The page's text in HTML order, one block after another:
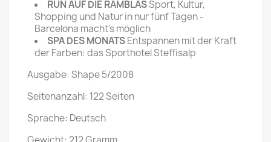
RUN AUF DIE RAMBLASSport, Kultur,
Shopping und Natur in nur fünf Tagen -
Barcelona macht's möglich
SPA DES MONATSEntspannen mit der Kraft
der Farben: das Sporthotel Steffisalp
Ausgabe: Shape 5/2008
Seitenanzahl: 122 Seiten
Sprache: Deutsch